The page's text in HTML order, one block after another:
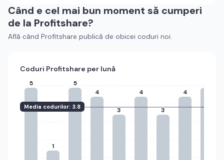
Când e cel mai bun moment să cumperi
de la Profitshare?
Află când Profitshare publică de obicei coduri noi.
Coduri Profitshare per lună
Media codurilor: 3.8
5
1
5
4
3
4
3
4